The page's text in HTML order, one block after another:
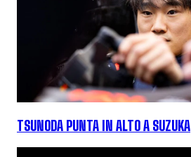
TSUNODA PUNTA IN ALTO A SUZUKA